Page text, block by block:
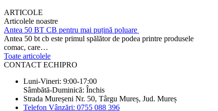
ARTICOLE
Articolele noastre
Antea 50 BT CB pentru mai puțină poluare
Antea 50 bt cb este primul spălător de podea printre produsele
comac, care…
Toate articolele
CONTACT ECHIPRO
Luni-Vineri: 9:00-17:00
Sâmbătă-Duminică: Închis
Strada Mureșeni Nr. 50, Târgu Mureș, Jud. Mureș
Telefon Vânzări: 0755 088 396